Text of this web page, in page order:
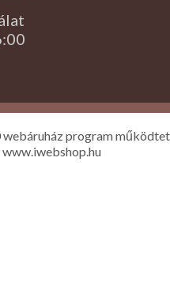
webáruház program
www.iwebshop.hu